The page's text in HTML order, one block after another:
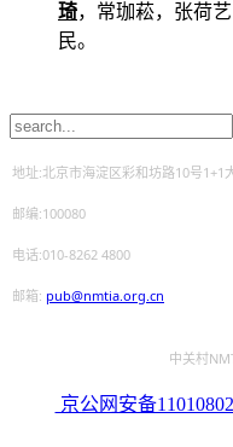
琦，常珈菘，张荷
民。
地址:北京市海淀区彩和坊路10号1+1
邮编:100080
电话:010-8262 4800
邮箱: pub@nmtia.org.cn
中关村
京公网安备